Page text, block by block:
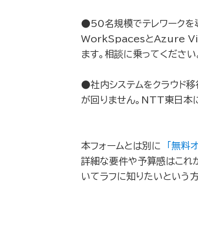
●50名規模でテレワークを
WorkSpacesとAzure
ます。相談に乗ってください
●社内システムをクラウド
が回りません。NTT東日本
本フォームとは別に 「無料
詳細な要件や予算感はこれ
いてラフに知りたいという